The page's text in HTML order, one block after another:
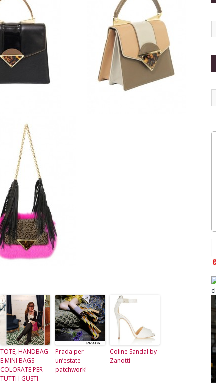
TOTE, HANDBAG
E MINI BAGS
COLORATE PER
TUTTI I GUSTI.
Prada per
un’estate
patchwork!
Coline Sandal by
Zanotti